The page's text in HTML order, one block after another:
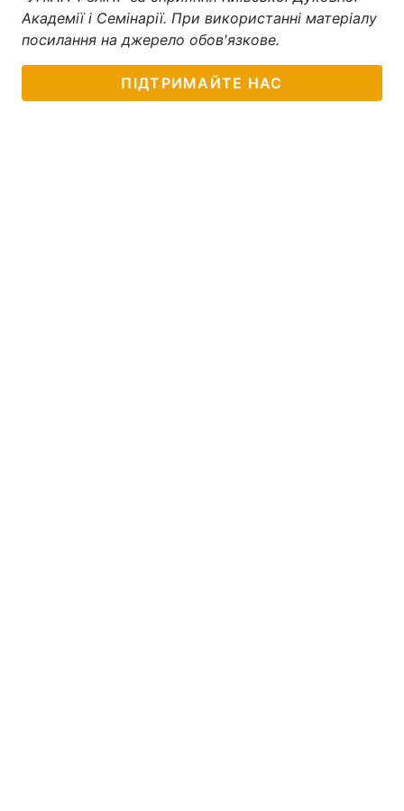
Академії і Семінарії. При використанні матеріалу
посилання на джерело обов'язкове.
ПІДТРИМАЙТЕ НАС